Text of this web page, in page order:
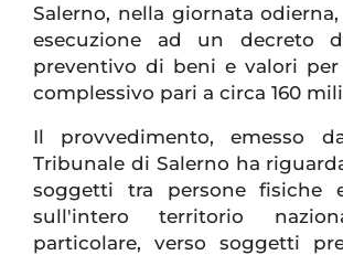
Salerno, nella giornata
esecuzione ad un decreto
preventivo di beni e valori
complessivo pari a circa 160
Il provvedimento, emesso
Tribunale di Salerno ha
soggetti tra persone fisiche
sull'intero territorio
particolare, verso soggetti